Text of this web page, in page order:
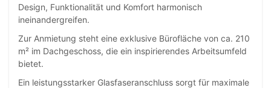
Design, Funktionalität und Komfort harmonisch
ineinandergreifen.
Zur Anmietung steht eine exklusive Bürofläche von ca. 210
m² im Dachgeschoss, die ein inspirierendes Arbeitsumfeld
bietet.
Ein leistungsstarker Glasfaseranschluss sorgt für maximale